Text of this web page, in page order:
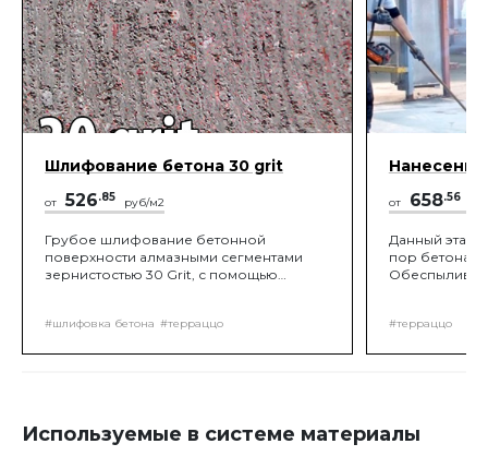
Шлифование бетона 30 grit
от 526.85 руб/м2
Грубое шлифование бетонной
поверхности алмазными сегментами
зернистостью 30 Grit, с помощью
промышленного пылесоса, до
#шлифовка бетона #терраццо
Нанесение
от 658.56
Данный этап
пор бетона
#терраццо
Используемые в системе материалы